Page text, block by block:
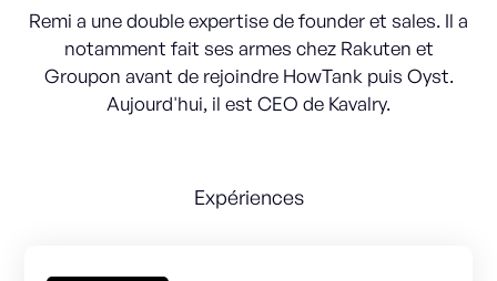
Remi a une double expertise de founder et sales. Il a
notamment fait ses armes chez Rakuten et
Groupon avant de rejoindre HowTank puis Oyst.
Aujourd'hui, il est CEO de Kavalry.
Expériences